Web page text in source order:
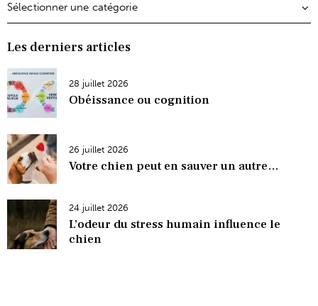
Les derniers articles
28 juillet 2026
Obéissance ou cognition
26 juillet 2026
Votre chien peut en sauver un autre…
24 juillet 2026
L’odeur du stress humain influence le
chien